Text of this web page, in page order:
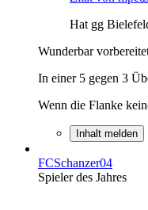
Hat gg
Wunderbar
In einer 5 gegen 3
Wenn die Flanke
Inhalt melden
FCSchanzer04
Spieler des Jahres